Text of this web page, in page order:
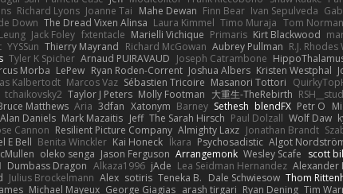
Richard Lyons Joanne Tai Mahe Dewan Finn Bear Ivan Sepulveda
Down The Dread Vixen Alinsa Laura Kimmel Timo Muraja Tom Norman
Jack Foley fxtentacle Marielli Vichique Primaris Kirt Blackwood
YYSSun Thierry Mayrand Richard McGowan Aubrey Pullman R.J.
Tyler K Spicher Arnaud PUIRAVAUD Joseph Catrambone
Morba LePew Ryan Roden-Corrent Joshua Albers Kristen Westphal
Kalbertodt Marcos Vaz Sébastien Tricoire Masanori Tottori
tchaikovsky2 Taylor J Peters Molly Footman 大重生-TheRebirth
Matthews Aria 3dfan Xatonym Barney Sethesh blendFX Petr O
Alan Daniels Mark Mazaitis Jeff The Sarah Hirsch Paul Dolzall Wolf Daw
Cannon Resilient Picture Company Almighty Laxz Jonathan Brandt
E Bell Benita Winckler Kai Honeck Íkara Psychosadistic Algot
oleko senga Jason Ferguson Arrangemonk Wesley Scafe scott
Dumbass Dragon Alkaza1996 jAde Lea Seidman Hernandez Alexander
Julius Brockelmann Alex sotiris Teneka B. Dale Schwiesow Thom
Michael Mayeux George Giagias arash tirgari Ryan Dening Tim